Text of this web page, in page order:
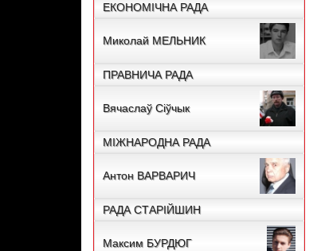
ЕКОНОМІЧНА РАДА
Миколай МЕЛЬНИК
ПРАВНИЧА РАДА
Вячаслаў Сіўчык
МІЖНАРОДНА РАДА
Антон ВАРВАРИЧ
РАДА СТАРІЙШИН
Максим БУРДЮГ